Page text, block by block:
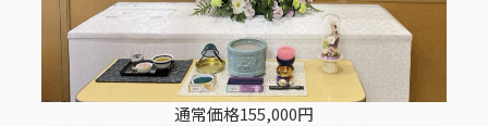
通常価格155,000円